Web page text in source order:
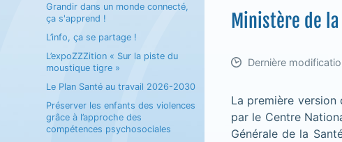
Grandir dans un monde connecté,
ça s'apprend !
L’info, ça se partage !
L’expoZZZition « Sur la piste du
moustique tigre »
Le Plan Santé au travail 2026-2030
Préserver les enfants des violences
grâce à l’approche des
compétences psychosociales
Ministère de
Dernière
La première
par le Centre
Générale de la